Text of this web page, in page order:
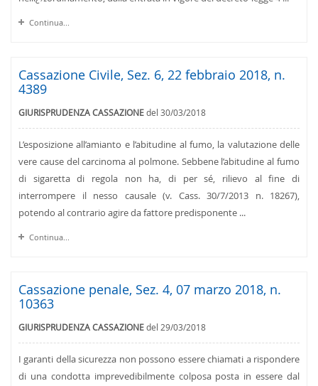
Continua...
Cassazione Civile, Sez. 6, 22 febbraio 2018, n.
4389
GIURISPRUDENZA CASSAZIONEdel 30/03/2018
L’esposizione all’amianto e l’abitudine al fumo, la valutazione delle
vere cause del carcinoma al polmone. Sebbene l’abitudine al fumo
di sigaretta di regola non ha, di per sé, rilievo al fine di
interrompere il nesso causale (v. Cass. 30/7/2013 n. 18267),
potendo al contrario agire da fattore predisponente ...
Continua...
Cassazione penale, Sez. 4, 07 marzo 2018, n.
10363
GIURISPRUDENZA CASSAZIONEdel 29/03/2018
I garanti della sicurezza non possono essere chiamati a rispondere
di una condotta imprevedibilmente colposa posta in essere dal